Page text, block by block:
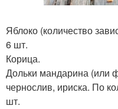
Яблоко (количество
6 шт.
Корица.
Дольки мандарина (или
чернослив, ириска. По
шт.